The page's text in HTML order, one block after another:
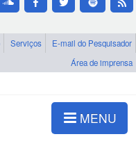
Serviços
E-mail do Pesquisador
Área de imprensa
MENU